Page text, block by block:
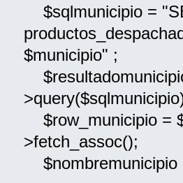
$sqlmunicipio =
$municipio" ;
$row_municipio =
>fetch_assoc();
$nombremunicipio